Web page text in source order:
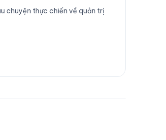
chuyện thực chiến về quản trị